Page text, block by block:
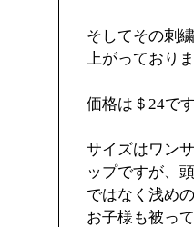
そしてその刺
上がっており
価格は＄24で
サイズはワン
ップですが、
ではなく浅め
お子様も被っ